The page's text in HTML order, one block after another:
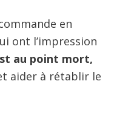
en
ont l’impression
au point mort,
aider à rétablir le